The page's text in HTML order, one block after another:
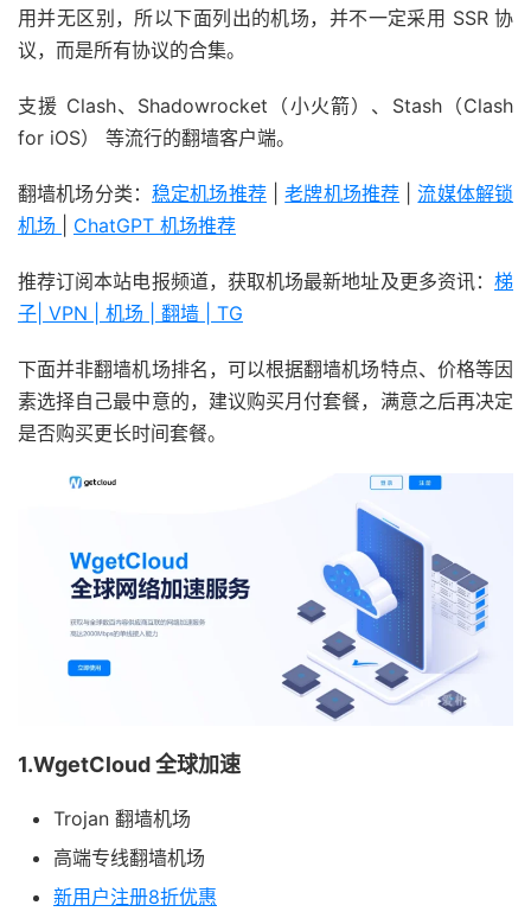
用并无区别，所以下面列出的机场，并不一定采用 SSR 协
议，而是所有协议的合集。
支援 Clash、Shadowrocket（小火箭）、Stash（Clash
for iOS） 等流行的翻墙客户端。
翻墙机场分类：稳定机场推荐|老牌机场推荐 |流媒体解锁
机场
ChatGPT 机场推荐
推荐订阅本站电报频道，获取机场最新地址及更多资讯： 梯
子| VPN | 机场 | 翻墙 | TG
下面并非翻墙机场排名，可以根据翻墙机场特点、价格等因
素选择自己最中意的，建议购买月付套餐，满意之后再决定
是否购买更长时间套餐。
1.WgetCloud 全球加速
Trojan 翻墙机场
高端专线翻墙机场
新用户注册8折优惠